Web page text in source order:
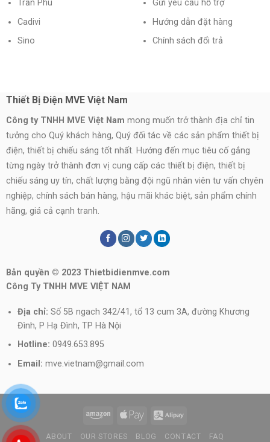
Gửi yêu cầu hỗ trợ
Hướng dẫn đặt hàng
Chính sách đổi trả
Trần Phú
Cadivi
Sino
Thiết Bị Điện MVE Việt Nam
Công ty TNHH MVE Việt Nam mong muốn trở thành địa chỉ tin
tưởng cho Quý khách hàng, Quý đối tác về các sản phẩm thiết bị
điện, thiết bị chiếu sáng tốt nhất. Hướng đến mục tiêu cố gắng
từng ngày trở thành đơn vị cung cấp các thiết bị điện, thiết bị
chiếu sáng uy tín, chất lượng bằng đội ngũ nhân viên tư vấn chyên
nghiệp, chính sách bán hàng, hậu mãi khác biệt, sản phẩm chính
hãng, giá cả cạnh tranh.
Bản quyền © 2023 Thietbidienmve.com
Công Ty TNHH MVE VIỆT NAM
Địa chỉ: Số 5B ngach 342/41, tổ 13 cum 3A, đường Khương
Đình, P Hạ Đình, TP Hà Nội
Hotline: 0949.653.895
Email: mve.vietnam@gmail.com
ABOUT OUR STORES BLOG CONTACT FAQ